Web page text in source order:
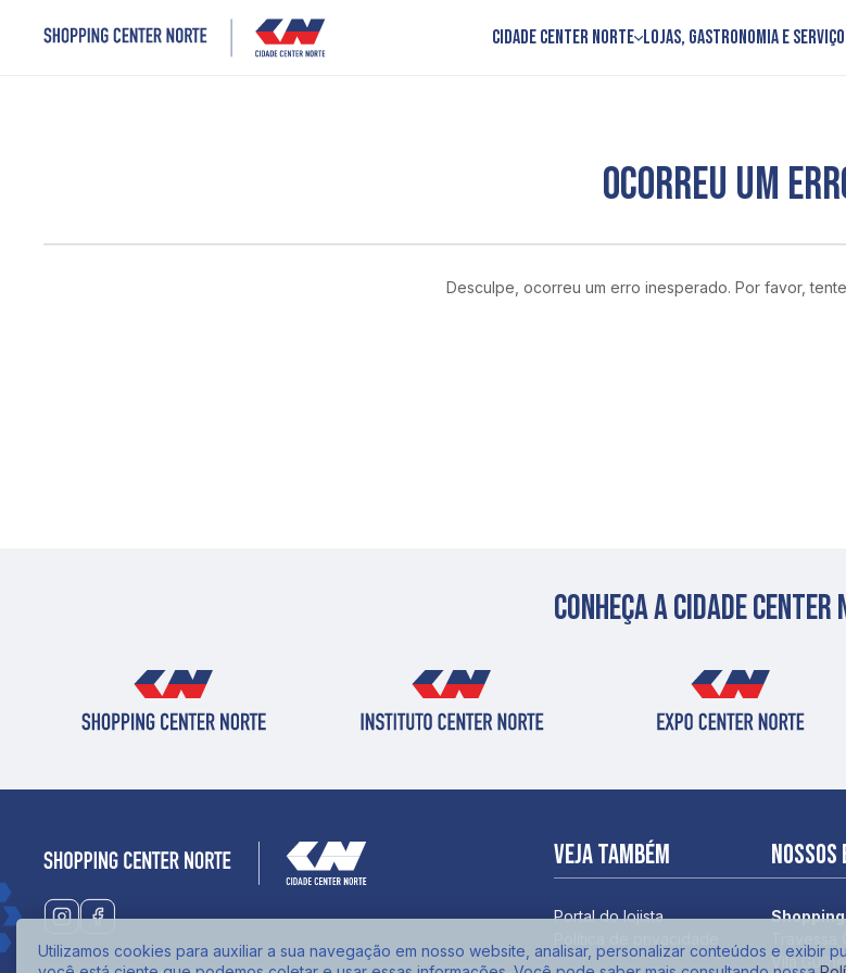
Cidade Center Norte Lojas, Gastronomia e
OCORREU UM
Desculpe, ocorreu um erro inesperado. Por favor,
Conheça a cidade
Veja também
Portal do lojista
Nossos
Vila
Utilizamos cookies para auxiliar a sua navegação em nosso website, analisar, personalizar conteúdos e exibir